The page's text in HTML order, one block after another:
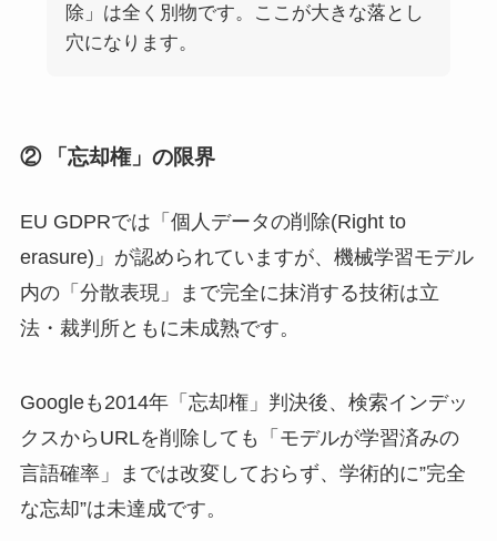
除」は全く別物です。ここが大きな落とし
穴になります。
② 「忘却権」の限界
EU GDPRでは「個人データの削除(Right to
erasure)」が認められていますが、機械学習モデル
内の「分散表現」まで完全に抹消する技術は立
法・裁判所ともに未成熟です。
Googleも2014年「忘却権」判決後、検索インデッ
クスからURLを削除しても「モデルが学習済みの
言語確率」までは改変しておらず、学術的に”完全
な忘却”は未達成です。